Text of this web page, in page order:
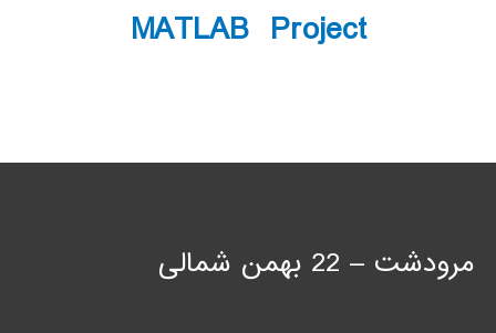
MATLAB Project
مرودشت – 22 بهمن شمالی